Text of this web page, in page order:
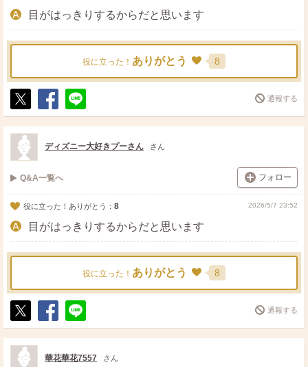
目がはっきりするからだと思います
役に立った！ ありがとう 8
ポ
ス
ト
シ
ェ
送
る
通報する
ディズニー大好きプーさん さん
Q&A一覧へ フォロー
役に立った！ありがとう： 8 2026/5/7 23:52
目がはっきりするからだと思います
役に立った！ ありがとう 8
ポ
ス
ト
シ
ェ
送
る
通報する
華花華花7557 さん